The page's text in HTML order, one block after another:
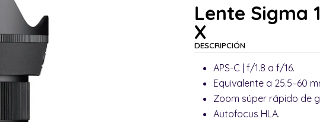
Lente Sigma
X
DESCRIPCIÓN
APS-C | f/1.8 a f/16.
Equivalente a 25.5–60
Zoom súper rápido de
Autofocus HLA.